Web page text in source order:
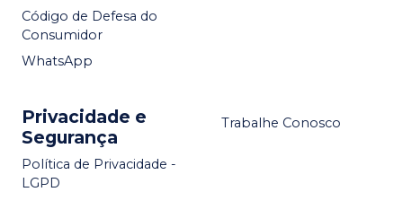
Código de Defesa do
Consumidor
WhatsApp
Privacidade e
Segurança
Política de Privacidade -
LGPD
Trabalhe Conosco